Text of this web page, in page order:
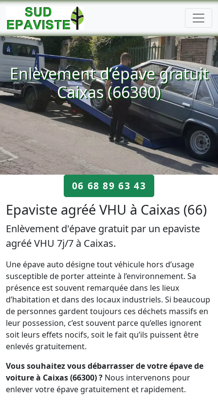
Enlèvement d’épave gratuit
Caixas (66300)
06 68 89 63 43
Epaviste agréé VHU à Caixas (66)
Enlèvement d'épave gratuit par un epaviste
agréé VHU 7j/7 à Caixas.
Une épave auto désigne tout véhicule hors d’usage
susceptible de porter atteinte à l’environnement. Sa
présence est souvent remarquée dans les lieux
d’habitation et dans des locaux industriels. Si beaucoup
de personnes gardent toujours ces déchets massifs en
leur possession, c’est souvent parce qu’elles ignorent
soit leurs effets nocifs, soit le fait qu’ils puissent être
enlevés gratuitement.
Vous souhaitez vous débarrasser de votre épave de
voiture à Caixas (66300) ? Nous intervenons pour
enlever votre épave gratuitement et rapidement.